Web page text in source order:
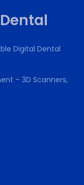
Digital Dental
– 3D Scanners,